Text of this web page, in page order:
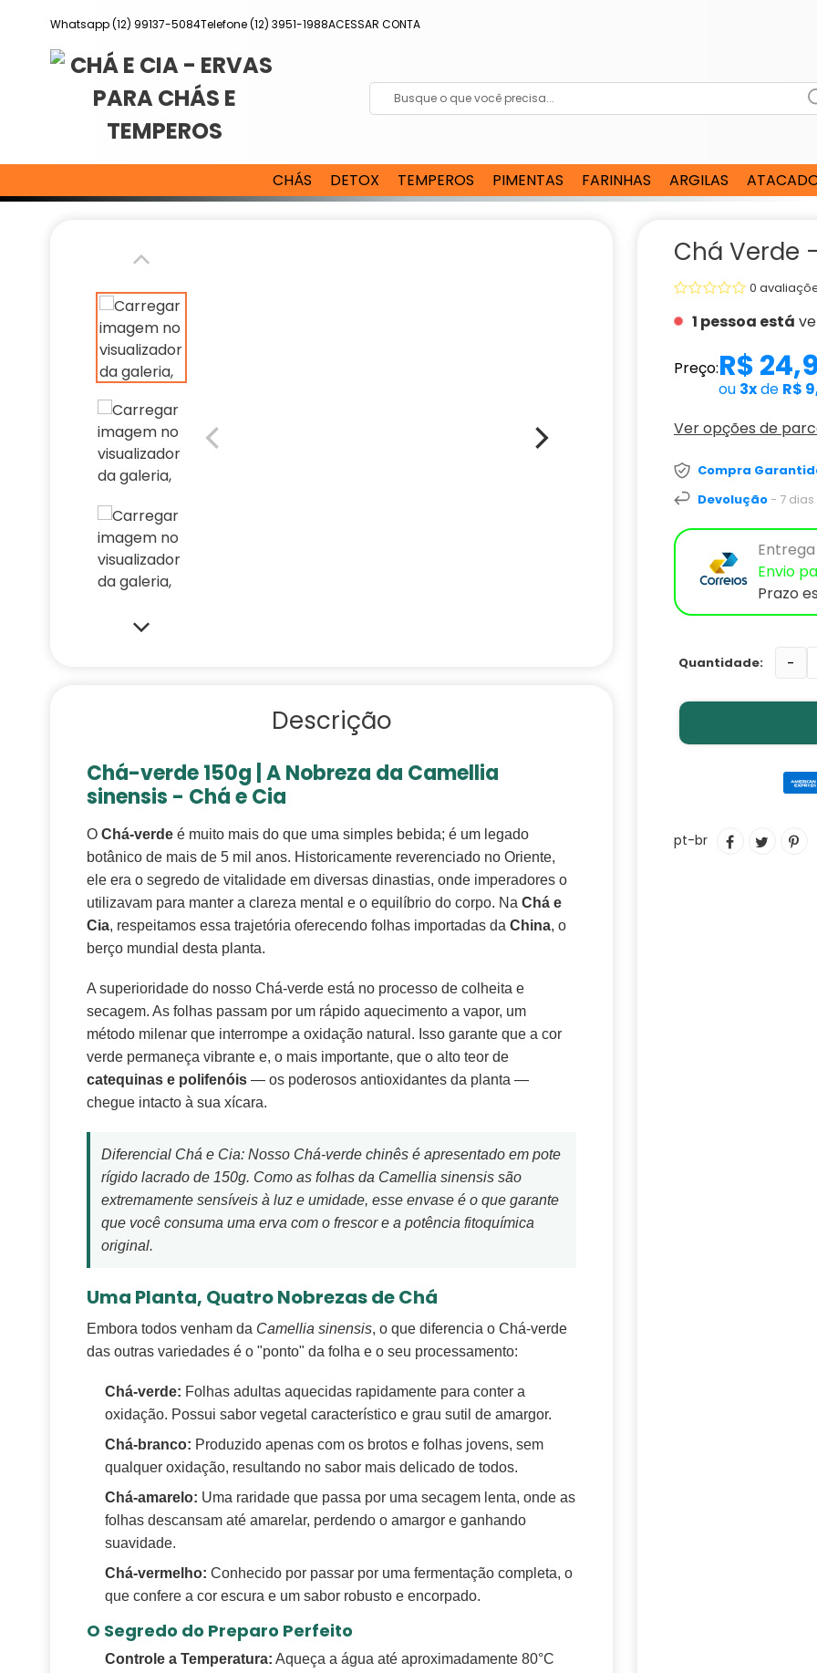
Whatsapp (12) 99137-5084Telefone (12) 3951-1988ACESSAR CONTA
CHÁS DETOX TEMPEROS PIMENTAS FARINHAS ARGILAS
Chá Verde
0
1 pessoa está
Preço:R$
ou 3xde R$
Ver opções de
Compra
Devolução - 7
Envio
Prazo
-
o
pt-br TUITAR
Descrição
Chá-verde 150g | A Nobreza da Camellia
sinensis - Chá e Cia
O Chá-verde é muito mais do que uma simples bebida; é um legado
botânico de mais de 5 mil anos. Historicamente reverenciado no Oriente,
ele era o segredo de vitalidade em diversas dinastias, onde imperadores o
utilizavam para manter a clareza mental e o equilíbrio do corpo. Na Chá e
Cia, respeitamos essa trajetória oferecendo folhas importadas da China, o
berço mundial desta planta.
A superioridade do nosso Chá-verde está no processo de colheita e
secagem. As folhas passam por um rápido aquecimento a vapor, um
método milenar que interrompe a oxidação natural. Isso garante que a cor
verde permaneça vibrante e, o mais importante, que o alto teor de
catequinas e polifenóis — os poderosos antioxidantes da planta —
chegue intacto à sua xícara.
Diferencial Chá e Cia: Nosso Chá-verde chinês é apresentado em pote
rígido lacrado de 150g. Como as folhas da Camellia sinensis são
extremamente sensíveis à luz e umidade, esse envase é o que garante
que você consuma uma erva com o frescor e a potência fitoquímica
original.
Uma Planta, Quatro Nobrezas de Chá
Embora todos venham da Camellia sinensis, o que diferencia o Chá-verde
das outras variedades é o "ponto" da folha e o seu processamento:
Chá-verde: Folhas adultas aquecidas rapidamente para conter a
oxidação. Possui sabor vegetal característico e grau sutil de amargor.
Chá-branco: Produzido apenas com os brotos e folhas jovens, sem
qualquer oxidação, resultando no sabor mais delicado de todos.
Chá-amarelo: Uma raridade que passa por uma secagem lenta, onde as
folhas descansam até amarelar, perdendo o amargor e ganhando
suavidade.
Chá-vermelho: Conhecido por passar por uma fermentação completa, o
que confere a cor escura e um sabor robusto e encorpado.
O Segredo do Preparo Perfeito
Controle a Temperatura: Aqueça a água até aproximadamente 80°C